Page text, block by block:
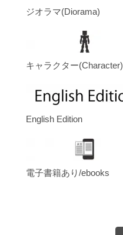
ジオラマ(Diorama)
キャラクター(Character)
English Edition
電子書籍あり/ebooks